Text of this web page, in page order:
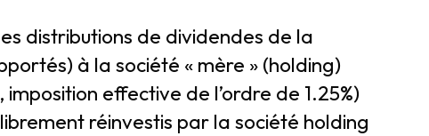
distributions de dividendes de la
à la société « mère » (holding)
effective de l’ordre de 1.25%)
réinvestis par la société holding